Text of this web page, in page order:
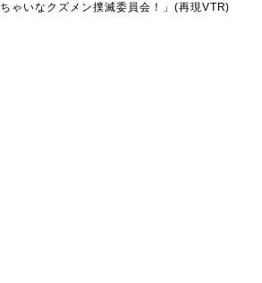
ゃいなクズメン撲滅委員会！」(再現VTR)